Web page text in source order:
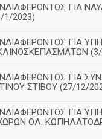
ΓΙΑ
1/2023)
ΓΙΑ
(3/
ΓΙΑ
ΣΤΙΒΟΥ (27/12/
ΓΙΑ
ΟΛ.